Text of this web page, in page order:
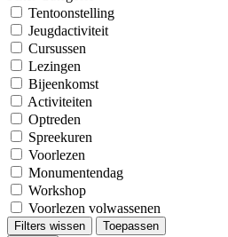
Tentoonstelling
Jeugdactiviteit
Cursussen
Lezingen
Bijeenkomst
Activiteiten
Optreden
Spreekuren
Voorlezen
Monumentendag
Workshop
Voorlezen volwassenen
Filters wissen
Toepassen